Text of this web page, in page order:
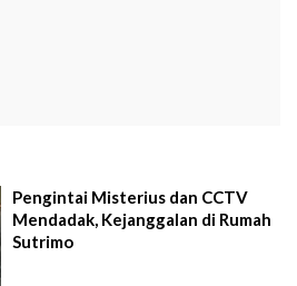
Pengintai Misterius dan CCTV
Mendadak, Kejanggalan di Rumah
Sutrimo